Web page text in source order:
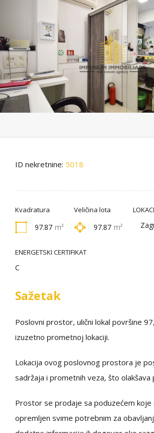
ID nekretnine: 5018
Kvadratura
97.87 m²
Veličina lota
97.87 m²
ENERGETSKI CERTIFIKAT
C
Sažetak
Poslovni prostor, ulični lokal površine
izuzetno prometnoj lokaciji.
Lokacija ovog poslovnog prostora je
sadržaja i prometnih veza, što
Prostor se prodaje sa poduzećem
opremljen svime potrebnim za